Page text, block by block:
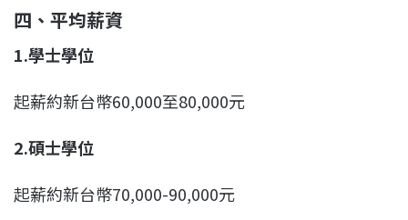
四、平均薪資
1.學士學位
起薪約新台幣60,000至80,000元
2.碩士學位
起薪約新台幣70,000-90,000元